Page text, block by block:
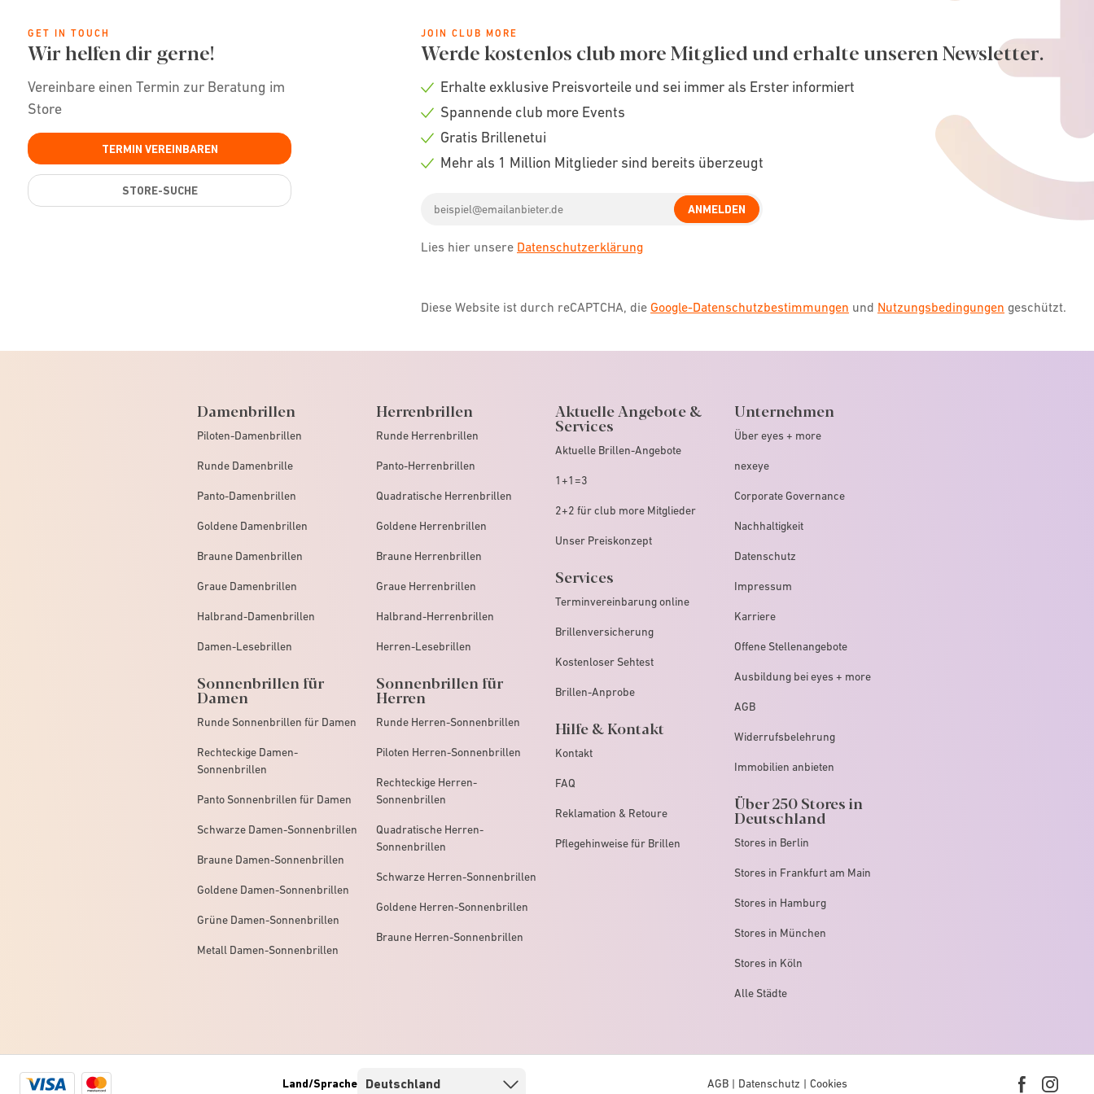
GET IN TOUCH
Wir helfen dir gerne!
Vereinbare einen Termin zur Beratung im
Store
TERMIN VEREINBAREN
STORE-SUCHE
JOIN CLUB MORE
Werde kostenlos club more Mitglied und erhalte unseren Newsletter.
Check
Erhalte exklusive Preisvorteile und sei immer als Erster informiert
Check
Spannende club more Events
Check
Gratis Brillenetui
Mehr als 1 Million Mitglieder sind bereits überzeugt
address
ANMELDEN
Lies hier unsere Datenschutzerklärung
Diese Website ist durch reCAPTCHA, die Google-Datenschutzbestimmungen und Nutzungsbedingungen geschützt.
Damenbrillen
Piloten-Damenbrillen
Runde Damenbrille
Panto-Damenbrillen
Goldene Damenbrillen
Braune Damenbrillen
Graue Damenbrillen
Halbrand-Damenbrillen
Damen-Lesebrillen
Sonnenbrillen für
Damen
Runde Sonnenbrillen für Damen
Rechteckige Damen-
Sonnenbrillen
Panto Sonnenbrillen für Damen
Schwarze Damen-Sonnenbrillen
Braune Damen-Sonnenbrillen
Goldene Damen-Sonnenbrillen
Grüne Damen-Sonnenbrillen
Metall Damen-Sonnenbrillen
Herrenbrillen
Runde Herrenbrillen
Panto-Herrenbrillen
Quadratische Herrenbrillen
Goldene Herrenbrillen
Braune Herrenbrillen
Graue Herrenbrillen
Halbrand-Herrenbrillen
Herren-Lesebrillen
Sonnenbrillen für
Herren
Runde Herren-Sonnenbrillen
Piloten Herren-Sonnenbrillen
Rechteckige Herren-
Sonnenbrillen
Quadratische Herren-
Sonnenbrillen
Schwarze Herren-Sonnenbrillen
Goldene Herren-Sonnenbrillen
Braune Herren-Sonnenbrillen
Aktuelle Angebote &
Services
Aktuelle Brillen-Angebote
1+1=3
2+2 für club more Mitglieder
Unser Preiskonzept
Services
Terminvereinbarung online
Brillenversicherung
Kostenloser Sehtest
Brillen-Anprobe
Hilfe & Kontakt
Kontakt
FAQ
Reklamation & Retoure
Pflegehinweise für Brillen
Unternehmen
Über eyes + more
nexeye
Corporate Governance
Nachhaltigkeit
Datenschutz
Impressum
Karriere
Offene Stellenangebote
Ausbildung bei eyes + more
AGB
Widerrufsbelehrung
Immobilien anbieten
Über 250 Stores in
Deutschland
Stores in Berlin
Stores in Frankfurt am Main
Stores in Hamburg
Stores in München
Stores in Köln
Alle Städte
Visa
Mastercard
Land/Sprache AGB Datenschutz Cookies